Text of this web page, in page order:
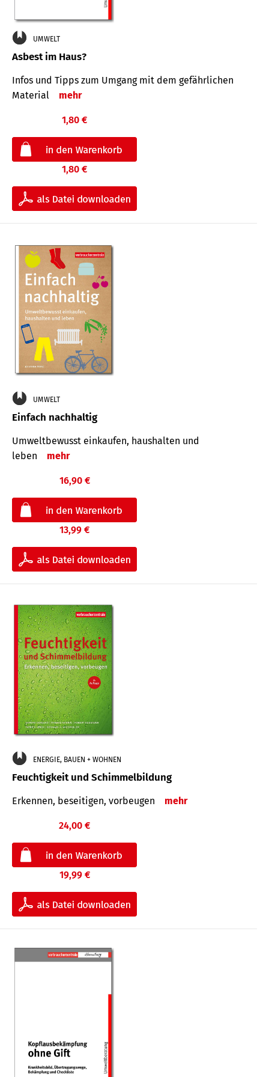
UMWELT
Asbest im Haus?
Infos und Tipps zum Um­gang mit dem ge­fähr­lichen
Mate­rial
mehr
1,80 €
1,80 €
UMWELT
Einfach nachhaltig
Umweltbewusst einkaufen, haushalten und
leben
mehr
16,90 €
13,99 €
ENERGIE, BAUEN + WOHNEN
Feuchtigkeit und Schimmelbildung
Erkennen, beseitigen, vorbeugen mehr
24,00 €
19,99 €